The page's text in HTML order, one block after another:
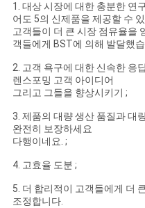
1. 대상 시장에 대한 충분한 연
어도 5의 신제품을 제공할 수
고객들이 더 큰 시장 점유율을
객들에게 BST에 의해 발달했
2. 고객 욕구에 대한 신속한 응
렌스포밍 고객 아이디어
그리고 그들을 향상시키기 ;
3. 제품의 대량 생산 품질과 대
완전히 보장하세요
다행이네요. ;
4. 고효율 도분 ;
5. 더 합리적이 고객들에게 더
조정합니다.